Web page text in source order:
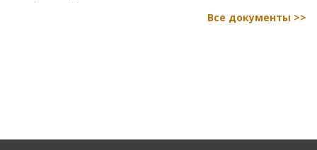
Все документы >>